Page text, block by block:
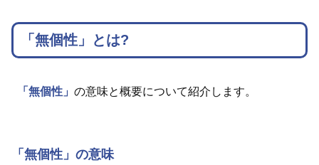
「無個性」とは?
「無個性」 の意味と概要について紹介します。
「無個性」の意味